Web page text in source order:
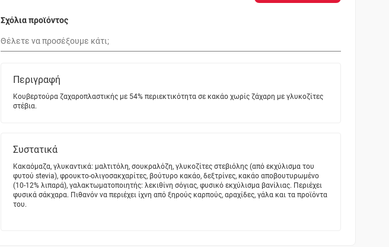
Σχόλια προϊόντος
Περιγραφή
Κουβερτούρα ζαχαροπλαστικής με 54% περιεκτικότητα σε κακάο χωρίς ζάχαρη με γλυκoζίτες
στέβια.
Συστατικά
Κακαόμαζα, γλυκαντικά: μαλτιτόλη, σουκραλόζη, γλυκοζίτες στεβιόλης (από εκχύλισμα του
φυτού stevia), φρουκτο-ολιγοσακχαρίτες, βούτυρο κακάο, δεξτρίνες, κακάο αποβουτυρωμένο
(10-12% λιπαρά), γαλακτωματοποιητής: λεκιθίνη σόγιας, φυσικό εκχύλισμα βανίλιας. Περιέχει
φυσικά σάκχαρα. Πιθανόν να περιέχει ίχνη από ξηρούς καρπούς, αραχίδες, γάλα και τα προϊόντα
του.